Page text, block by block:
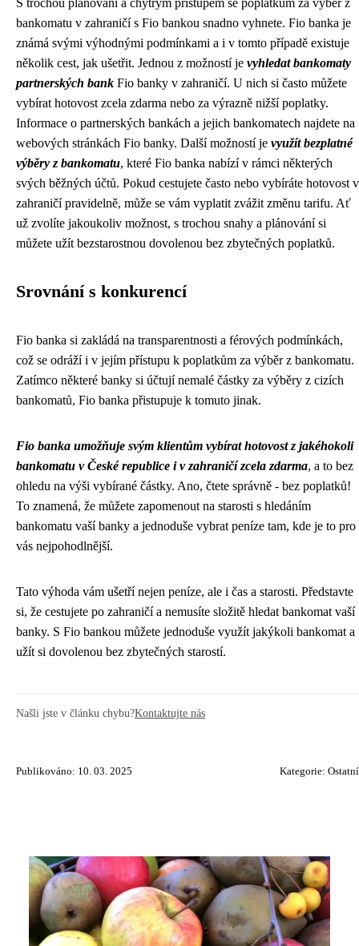
S trochou plánování a chytrým přístupem se poplatkům za výběr z
bankomatu v zahraničí s Fio bankou snadno vyhnete. Fio banka je
známá svými výhodnými podmínkami a i v tomto případě existuje
několik cest, jak ušetřit. Jednou z možností je vyhledat bankomaty
partnerských bank Fio banky v zahraničí. U nich si často můžete
vybírat hotovost zcela zdarma nebo za výrazně nižší poplatky.
Informace o partnerských bankách a jejich bankomatech najdete na
webových stránkách Fio banky. Další možností je využít bezplatné
výběry z bankomatu, které Fio banka nabízí v rámci některých
svých běžných účtů. Pokud cestujete často nebo vybíráte hotovost v
zahraničí pravidelně, může se vám vyplatit zvážit změnu tarifu. Ať
už zvolíte jakoukoliv možnost, s trochou snahy a plánování si
můžete užít bezstarostnou dovolenou bez zbytečných poplatků.
Srovnání s konkurencí
Fio banka si zakládá na transparentnosti a férových podmínkách,
což se odráží i v jejím přístupu k poplatkům za výběr z bankomatu.
Zatímco některé banky si účtují nemalé částky za výběry z cizích
bankomatů, Fio banka přistupuje k tomuto jinak.
Fio banka umožňuje svým klientům vybírat hotovost z jakéhokoli
bankomatu v České republice i v zahraničí zcela zdarma, a to bez
ohledu na výši vybírané částky. Ano, čtete správně - bez poplatků!
To znamená, že můžete zapomenout na starosti s hledáním
bankomatu vaší banky a jednoduše vybrat peníze tam, kde je to pro
vás nejpohodlnější.
Tato výhoda vám ušetří nejen peníze, ale i čas a starosti. Představte
si, že cestujete po zahraničí a nemusíte složitě hledat bankomat vaší
banky. S Fio bankou můžete jednoduše využít jakýkoli bankomat a
užít si dovolenou bez zbytečných starostí.
Našli jste v článku chybu?Kontaktujte nás
Publikováno: 10. 03. 2025 Kategorie: Ostatní